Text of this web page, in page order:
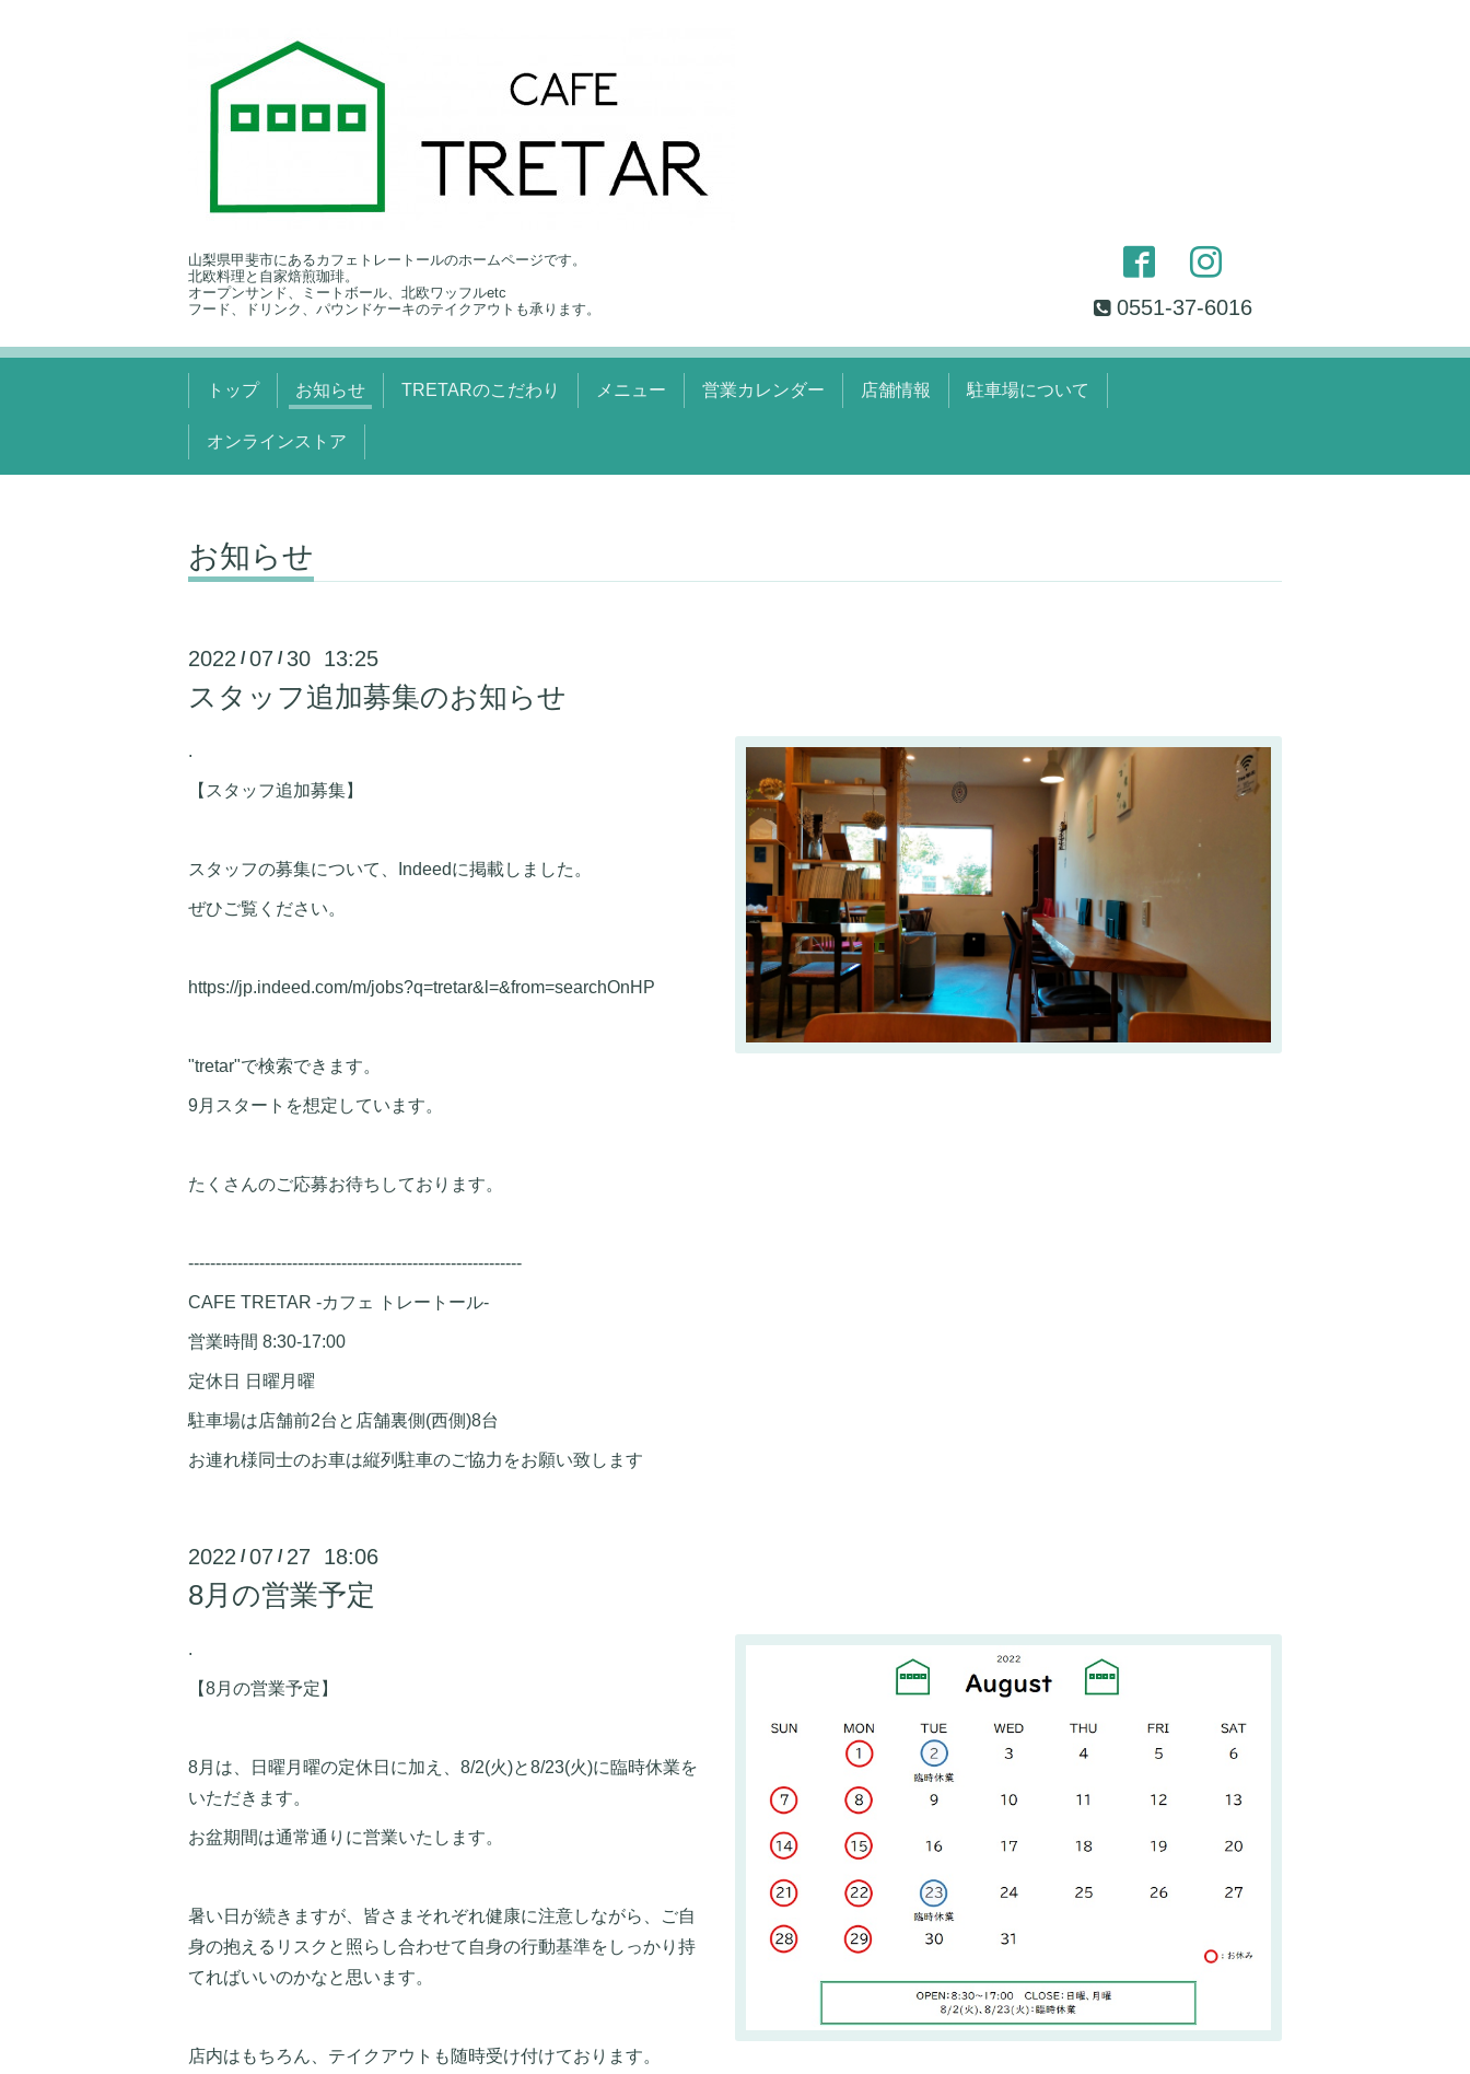
山梨県甲斐市にあるカフェトレートールのホームページです。
北欧料理と自家焙煎珈琲。
オープンサンド、ミートボール、北欧ワッフルetc
フード、ドリンク、パウンドケーキのテイクアウトも承ります。
0551-37-6016
トップ お知らせ TRETARのこだわり メニュー 営業カレンダー 店舗情報 駐車場について
オンラインストア
お知らせ
2022 /07 / 30 13:25
スタッフ追加募集のお知らせ
.
【スタッフ追加募集】
スタッフの募集について、Indeedに掲載しました。
ぜひご覧ください。
https://jp.indeed.com/m/jobs?q=tretar&l=&from=searchOnHP
"tretar"で検索できます。
9月スタートを想定しています。
たくさんのご応募お待ちしております。
-------------------------------------------------------------
CAFE TRETAR -カフェ トレートール-
営業時間 8:30-17:00
定休日 日曜月曜
駐車場は店舗前2台と店舗裏側(西側)8台
お連れ様同士のお車は縦列駐車のご協力をお願い致します
2022 /07 / 27 18:06
8月の営業予定
.
【8月の営業予定】
8月は、日曜月曜の定休日に加え、8/2(火)と8/23(火)に臨時休業を
いただきます。
お盆期間は通常通りに営業いたします。
暑い日が続きますが、皆さまそれぞれ健康に注意しながら、ご自
身の抱えるリスクと照らし合わせて自身の行動基準をしっかり持
てればいいのかなと思います。
店内はもちろん、テイクアウトも随時受け付けております。